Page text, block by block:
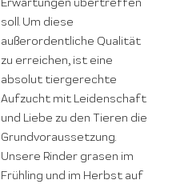
soll. Um diese
außerordentliche Qualität
zu erreichen, ist eine
absolut tiergerechte
Aufzucht mit Leidenschaft
und Liebe zu den Tieren die
Grundvoraussetzung.
Unsere Rinder grasen im
Frühling und im Herbst auf